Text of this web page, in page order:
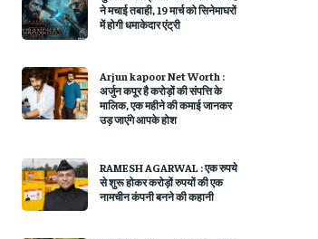
ने मचाई तबाही, 19 मार्च को सिनेमाघरों
में होगी धमाकेदार एंट्री
Arjun kapoor Net Worth :
अर्जुन कपूर है करोड़ों की संपत्ति के
मालिक, एक महीने की कमाई जानकर
उड़ जाएंगे आपके होश
RAMESH AGARWAL : एक रुपये
से शुरू होकर करोड़ों रुपयों की एक
नामचीन कंपनी बनने की कहानी